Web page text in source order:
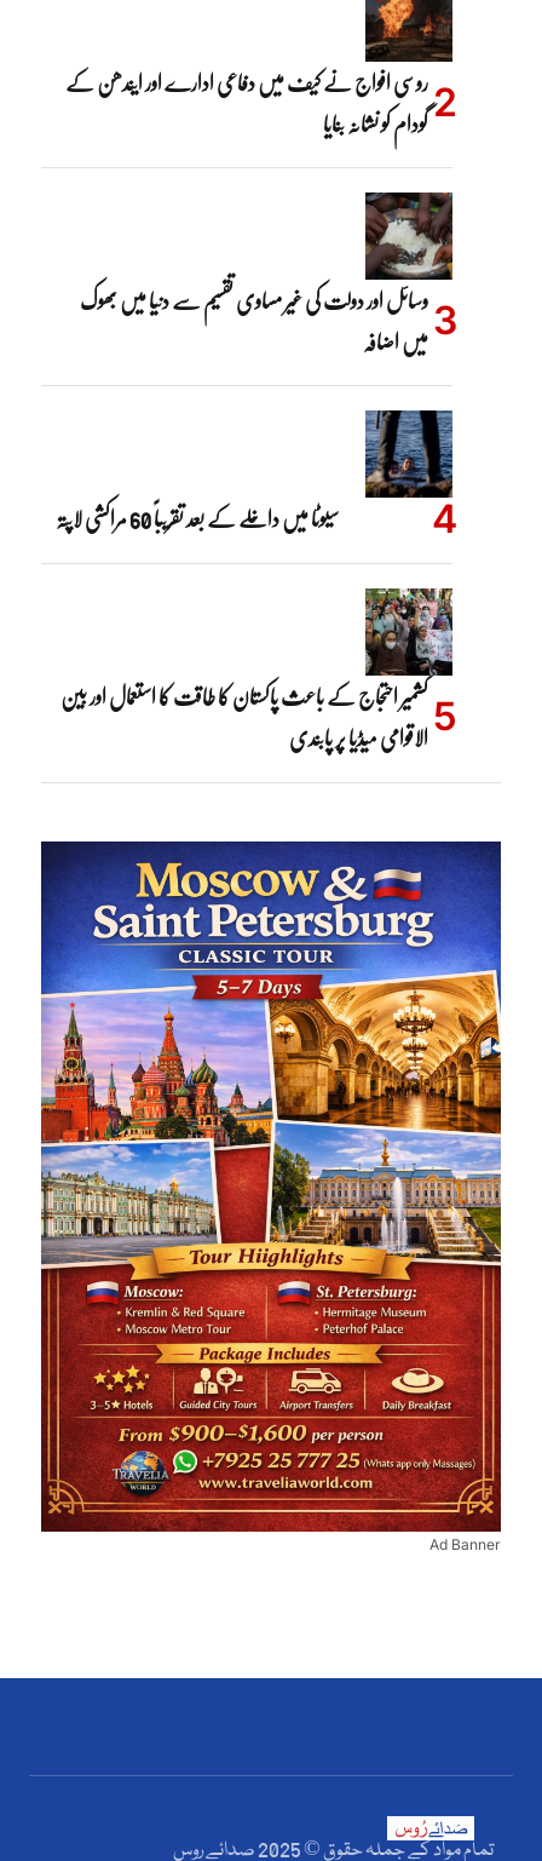
روسی افواج نے کیف میں دفاعی ادارے اور ایندھن کے
گودام کو نشانہ بنایا
وسائل اور دولت کی غیر مساوی تقسیم سے دنیا میں بھوک
میں اضافہ
سیوٹا میں داخلے کے بعد تقریباً 60 مراکشی لاپتہ
کشمیر احتجاج کے باعث پاکستان کا طاقت کا استعمال اور بین
الاقوامی میڈیا پر پابندی
Ad Banner
تمام مواد کے جملہ حقوق © 2025 صدائے روس